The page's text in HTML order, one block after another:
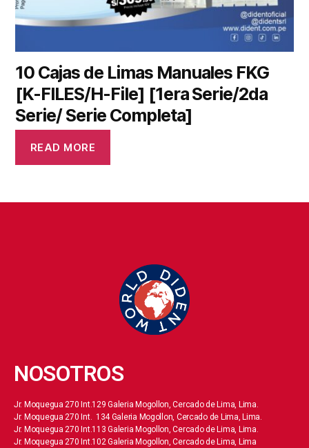
10 Cajas de Limas Manuales FKG
[K-FILES/H-File] [1era Serie/2da
Serie/ Serie Completa]
READ MORE
NOSOTROS
Jr. Moquegua 270 Int.129 Galeria Mogollon, Cercado de Lima, Lima.
Jr. Moquegua 270 Int. 134 Galeria Mogollon, Cercado de Lima, Lima.
Jr. Moquegua 270 Int.113 Galeria Mogollon, Cercado de Lima, Lima.
Jr. Moquegua 270 Int.102 Galeria Mogollon, Cercado de Lima, Lima